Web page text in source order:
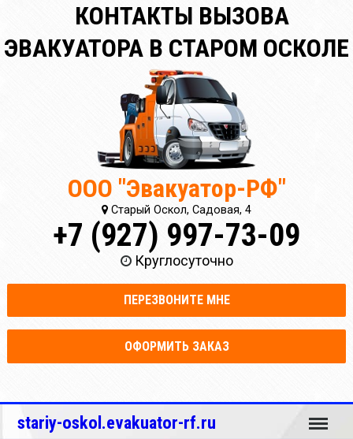
КОНТАКТЫ ВЫЗОВА
ЭВАКУАТОРА В СТАРОМ ОСКОЛЕ
ООО "Эвакуатор-РФ"
Старый Оскол, Садовая, 4
+7 (927) 997-73-09
Круглосуточно
ПЕРЕЗВОНИТЕ МНЕ
ОФОРМИТЬ ЗАКАЗ
stariy-oskol.evakuator-rf.ru Меню